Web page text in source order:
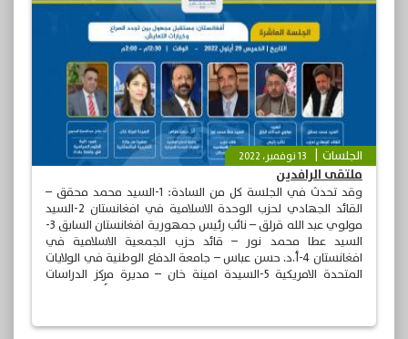
الجلسات 13 نوفمبر، 2022
ملتقى الرافدين
وقد تحدث في الجلسة كل من السادة: 1-السيد محمد محقق –
القائد الجهادي لحزب الوحدة الاسلامية في افغانستان 2-السيد
مولوي عبد الله قرلق – نائب رئيس جمهورية افغانستان السابق 3-
السيد عطا محمد نور – قائد حزب الجمعية الاسلامية في
افغانستان 4-أ.د. حسن عباس – جامعة الدفاع الوطنية في الولايات
المتحدة الامريكية 5-السيدة امينة خان – مديرة مركز الدراسات
الاستراتيجية والدولية في اسلام اباد مدير الجلسة – أ.د. عادل عبد